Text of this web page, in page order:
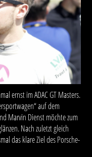
ernst im ADAC GT Masters.
auf dem
Marvin Dienst möchte zum
Nach zuletzt gleich
das klare Ziel des Porsche-